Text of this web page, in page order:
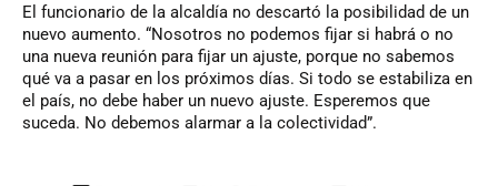
El funcionario de la alcaldía no descartó la posibilidad de un
nuevo aumento. “Nosotros no podemos fijar si habrá o no
una nueva reunión para fijar un ajuste, porque no sabemos
qué va a pasar en los próximos días. Si todo se estabiliza en
el país, no debe haber un nuevo ajuste. Esperemos que
suceda. No debemos alarmar a la colectividad”.